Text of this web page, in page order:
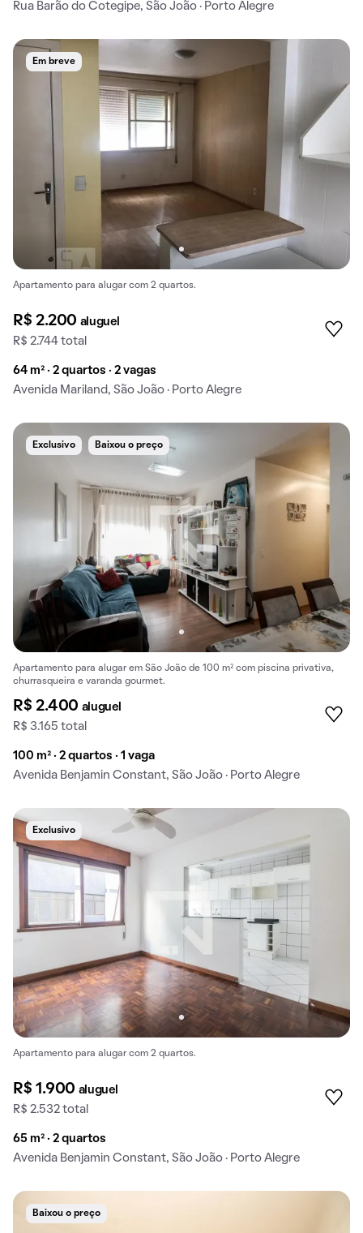
Rua Barão do Cotegipe, São João · Porto Alegre
Em breve
Apartamento para alugar com 2 quartos.
R$ 2.200 aluguel
R$ 2.744 total
64 m² · 2 quartos · 2 vagas
Avenida Mariland, São João · Porto Alegre
Exclusivo Baixou o preço
Apartamento para alugar em São João de 100 m² com piscina privativa,
churrasqueira e varanda gourmet.
R$ 2.400 aluguel
R$ 3.165 total
100 m² · 2 quartos · 1 vaga
Avenida Benjamin Constant, São João · Porto Alegre
Exclusivo
Apartamento para alugar com 2 quartos.
R$ 1.900 aluguel
R$ 2.532 total
65 m² · 2 quartos
Avenida Benjamin Constant, São João · Porto Alegre
Baixou o preço